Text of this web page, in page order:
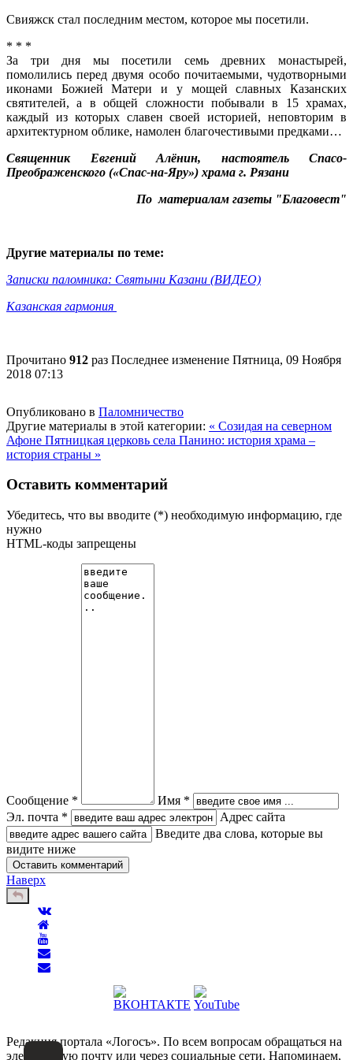
Свияжск стал последним местом, которое мы посетили.
* * *
За три дня мы посетили семь древних монастырей,
помолились перед двумя особо почитаемыми, чудотворными
иконами Божией Матери и у мощей славных Казанских
святителей, а в общей сложности побывали в 15 храмах,
каждый из которых славен своей историей, неповторим в
архитектурном облике, намолен благочестивыми предками…
Священник Евгений Алёнин, настоятель Спасо-
Преображенского («Спас-на-Яру») храма г. Рязани
По материалам газеты "Благовест"
Другие материалы по теме:
Записки паломника: Святыни Казани (ВИДЕО)
Казанская гармония
Прочитано 912 раз Последнее изменение Пятница, 09 Ноября
2018 07:13
Опубликовано в Паломничество
Другие материалы в этой категории: « Созидая на северном
Афоне Пятницкая церковь села Панино: история храма –
история страны »
Оставить комментарий
Убедитесь, что вы вводите (*) необходимую информацию, где
нужно
HTML-коды запрещены
Сообщение *
Имя *
Эл. почта *
Адрес сайта
Введите два слова, которые вы
видите ниже
Наверх
Редакция портала «Логосъ». По всем вопросам обращаться на
электронную почту или через социальные сети. Напоминаем,